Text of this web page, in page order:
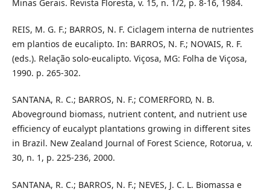
Minas Gerais. Revista Floresta, v. 15, n. 1/2, p. 8-16, 1984.
REIS, M. G. F.; BARROS, N. F. Ciclagem interna de nutrientes
em plantios de eucalipto. In: BARROS, N. F.; NOVAIS, R. F.
(eds.). Relação solo-eucalipto. Viçosa, MG: Folha de Viçosa,
1990. p. 265-302.
SANTANA, R. C.; BARROS, N. F.; COMERFORD, N. B.
Aboveground biomass, nutrient content, and nutrient use
efficiency of eucalypt plantations growing in different sites
in Brazil. New Zealand Journal of Forest Science, Rotorua, v.
30, n. 1, p. 225-236, 2000.
SANTANA, R. C.; BARROS, N. F.; NEVES, J. C. L. Biomassa e